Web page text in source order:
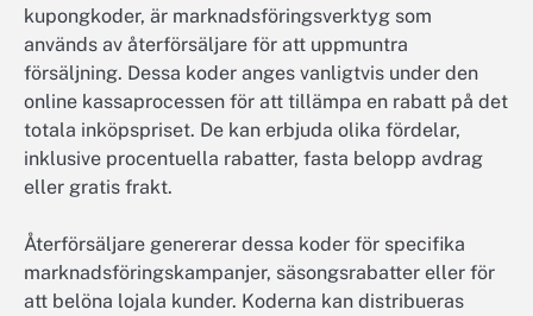
kupongkoder, är marknadsföringsverktyg som
används av återförsäljare för att uppmuntra
försäljning. Dessa koder anges vanligtvis under den
online kassaprocessen för att tillämpa en rabatt på det
totala inköpspriset. De kan erbjuda olika fördelar,
inklusive procentuella rabatter, fasta belopp avdrag
eller gratis frakt.
Återförsäljare genererar dessa koder för specifika
marknadsföringskampanjer, säsongsrabatter eller för
att belöna lojala kunder. Koderna kan distribueras